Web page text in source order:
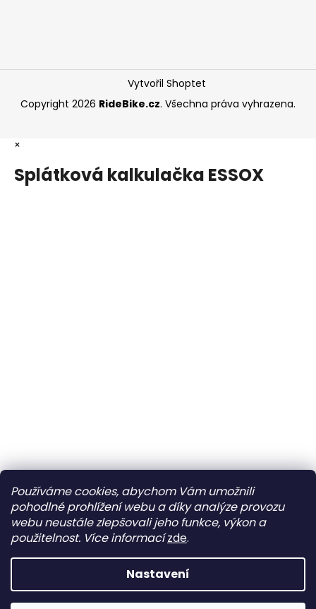
Používáme cookies, abychom Vám umožnili
pohodlné prohlížení webu a díky analýze provozu
webu neustále zlepšovali jeho funkce, výkon a
použitelnost. Více informací zde.
Nastavení
Vytvořil Shoptet
Copyright 2026 RideBike.cz. Všechna práva vyhrazena.
×
Splátková kalkulačka ESSOX